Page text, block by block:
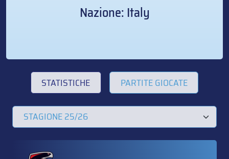
Nazione: Italy
STATISTICHE PARTITE GIOCATE